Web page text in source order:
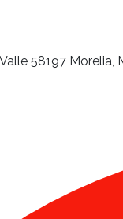
58197 Morelia,